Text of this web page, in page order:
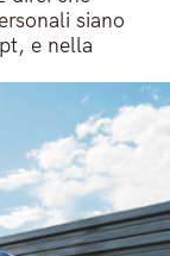
siano
e nella